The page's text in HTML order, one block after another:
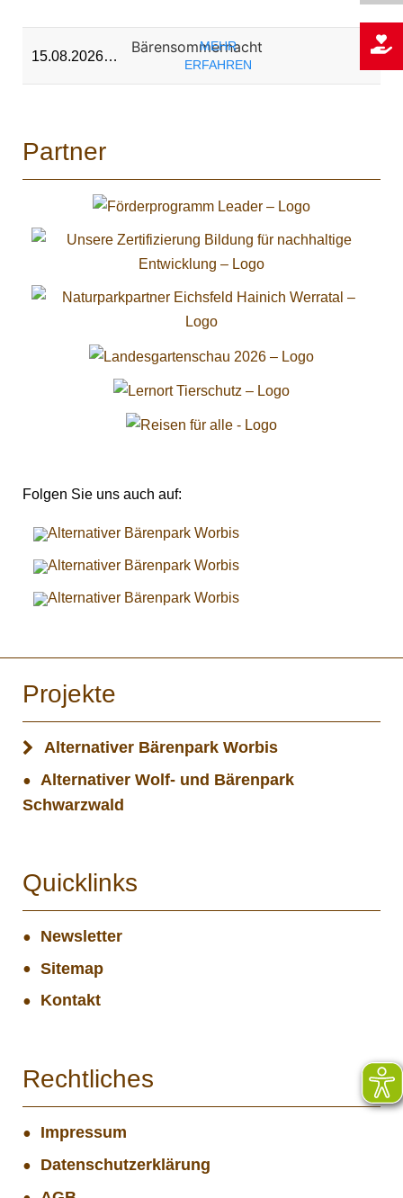
15.08.2026… Bärensommernacht
MEHR
ERFAHREN
Partner
Folgen Sie uns auch auf:
Projekte
Alternativer Bärenpark Worbis
Alternativer Wolf- und Bärenpark
Schwarzwald
Quicklinks
Newsletter
Sitemap
Kontakt
Rechtliches
Impressum
Datenschutzerklärung